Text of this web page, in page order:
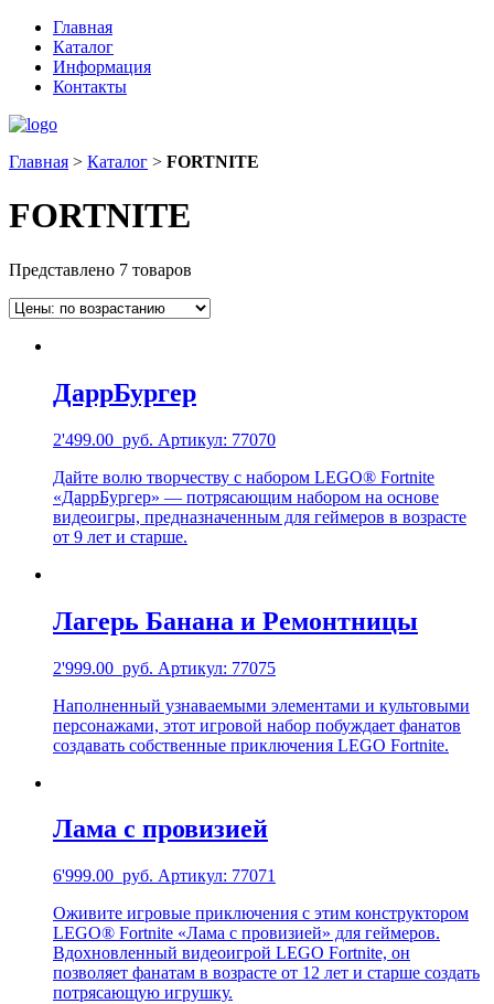
Главная
Каталог
Информация
Контакты
Главная > Каталог > FORTNITE
FORTNITE
Представлено 7 товаров
ДаррБургер
2'499.00 руб. Артикул: 77070
Дайте волю творчеству с набором LEGO® Fortnite
«ДаррБургер» — потрясающим набором на основе
видеоигры, предназначенным для геймеров в возрасте
от 9 лет и старше.
Лагерь Банана и Ремонтницы
2'999.00 руб. Артикул: 77075
Наполненный узнаваемыми элементами и культовыми
персонажами, этот игровой набор побуждает фанатов
создавать собственные приключения LEGO Fortnite.
Лама с провизией
6'999.00 руб. Артикул: 77071
Оживите игровые приключения с этим конструктором
LEGO® Fortnite «Лама с провизией» для геймеров.
Вдохновленный видеоигрой LEGO Fortnite, он
позволяет фанатам в возрасте от 12 лет и старше создать
потрясающую игрушку.